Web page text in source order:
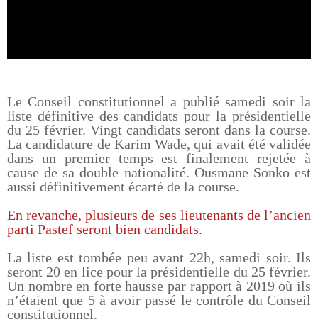
Le Conseil constitutionnel a publié samedi soir la
liste définitive des candidats pour la présidentielle
du 25 février. Vingt candidats seront dans la course.
La candidature de Karim Wade, qui avait été validée
dans un premier temps est finalement rejetée à
cause de sa double nationalité. Ousmane Sonko est
aussi définitivement écarté de la course.
En revanche, plusieurs de ses lieutenants de l’ancien
parti Pastef seront bien candidats.
La liste est tombée peu avant 22h, samedi soir. Ils
seront 20 en lice pour la présidentielle du 25 février.
Un nombre en forte hausse par rapport à 2019 où ils
n’étaient que 5 à avoir passé le contrôle du Conseil
constitutionnel.